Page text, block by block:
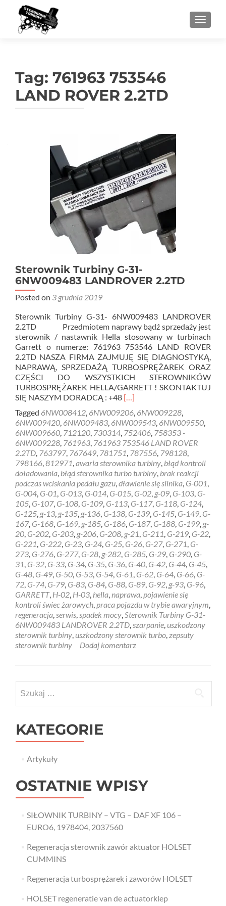
Tag: 761963 753546
LAND ROVER 2.2TD
Sterownik Turbiny G-31-
6NW009483 LANDROVER 2.2TD
Posted on 3 grudnia 2019
Sterownik Turbiny G-31- 6NW009483 LANDROVER
2.2TD Przedmiotem naprawy bądź sprzedaży jest
sterownik / nastawnik Hella stosowany w turbinach
Garrett o numerze: 761963 753546 LAND ROVER
2.2TD NASZA FIRMA ZAJMUJĘ SIĘ DIAGNOSTYKĄ,
NAPRAWĄ, SPRZEDAŻĄ TURBOSPRĘŻAREK ORAZ
CZĘŚCI DO WSZYSTKICH STEROWNIKÓW
TURBOSPRĘŻAREK HELLA/GARRETT ! SKONTAKTUJ
SIĘ NASZYM DORADCĄ : +48 Read
about
Sterownik
Turbiny
G-
31-
6NW009483
LANDROVER
2.2TD
[…]
Tagged 6NW008412, 6NW009206, 6NW009228,
6NW009420, 6NW009483, 6NW009543, 6NW009550,
6NW009660, 712120, 730314, 752406, 758353 -
6NW009228, 761963, 761963 753546 LAND ROVER
2.2TD, 763797, 767649, 781751, 787556, 798128,
798166,812971,awaria sterownika turbiny, błąd kontroli
doładowania, błąd sterownika turbo turbiny, brak reakcji
podczas wciskania pedału gazu,dławienie się silnika, G-001,
G-004, G-01, G-013, G-014, G-015, G-02, g-09, G-103, G-
105, G-107, G-108, G-109, G-113, G-117, G-118, G-124,
G-125, g-13, g-135, g-136, G-138, G-139, G-145, G-149, G-
167, G-168, G-169, g-185, G-186, G-187, G-188, G-199, g-
20, G-202, G-203, g-206, G-208, g-21, G-211, G-219, G-22,
G-221, G-222, G-23, G-24, G-25, G-26, G-27, G-271, G-
273, G-276, G-277, G-28, g-282, G-285, G-29, G-290, G-
31, G-32, G-33, G-34, G-35, G-36, G-40, G-42, G-44, G-45,
G-48, G-49, G-50, G-53, G-54, G-61, G-62, G-64, G-66, G-
72, G-74, G-79, G-83, G-84, G-88, G-89, G-92, g-93, G-96,
GARRETT, H-02, H-03, hella,naprawa,pojawienie się
kontroli świec żarowych,praca pojazdu w trybie awaryjnym,
regeneracja,serwis,spadek mocy,Sterownik Turbiny G-31-
6NW009483 LANDROVER 2.2TD,szarpanie,uszkodzony
sterownik turbiny,uszkodzony sterownik turbo,zepsuty
sterownik turbiny
Dodaj komentarz
KATEGORIE
Artykuły
OSTATNIE WPISY
SIŁOWNIK TURBINY – VTG – DAF XF 106 –
EURO6, 1978404, 2037560
Regeneracja sterownik zawór aktuator HOLSET
CUMMINS
Regeneracja turbosprężarek i zaworów HOLSET
HOLSET regeneratie van de actuatorklep